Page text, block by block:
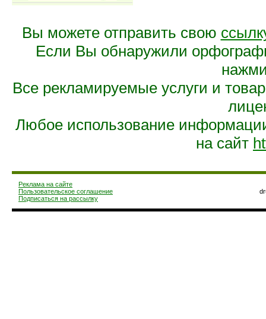
Вы можете отправить свою
Если Вы обнаружили
Все рекламируемые услуги и
Любое использование
на сайт
Реклама на сайте
Пользовательское соглашение
Подписаться на рассылку